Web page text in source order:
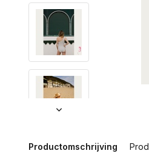
Productomschrijving